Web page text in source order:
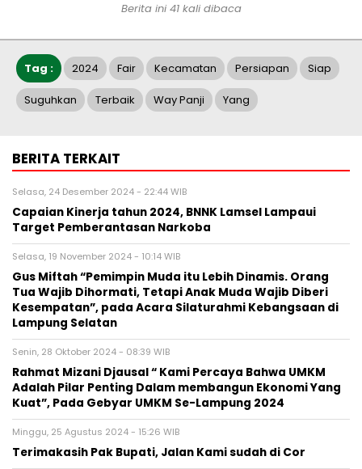
Berita ini 41 kali dibaca
Tag : 2024 Fair Kecamatan Persiapan Siap
Suguhkan Terbaik Way Panji Yang
BERITA TERKAIT
Selasa, 24 Desember 2024 - 22:44 WIB
Capaian Kinerja tahun 2024, BNNK Lamsel Lampaui
Target Pemberantasan Narkoba
Selasa, 19 November 2024 - 10:14 WIB
Gus Miftah “Pemimpin Muda itu Lebih Dinamis. Orang
Tua Wajib Dihormati, Tetapi Anak Muda Wajib Diberi
Kesempatan”, pada Acara Silaturahmi Kebangsaan di
Lampung Selatan
Senin, 28 Oktober 2024 - 08:39 WIB
Rahmat Mizani Djausal “ Kami Percaya Bahwa UMKM
Adalah Pilar Penting Dalam membangun Ekonomi Yang
Kuat”, Pada Gebyar UMKM Se-Lampung 2024
Minggu, 25 Agustus 2024 - 15:26 WIB
Terimakasih Pak Bupati, Jalan Kami sudah di Cor